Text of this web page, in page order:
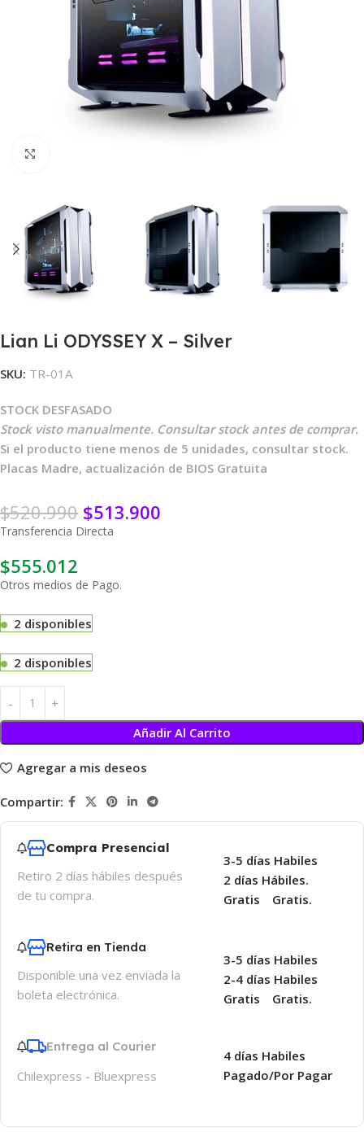
Lian Li ODYSSEY X – Silver
SKU: TR-01A
STOCK DESFASADO
Stock visto manualmente. Consultar stock antes de comprar.
Si el producto tiene menos de 5 unidades, consultar stock.
Placas Madre, actualización de BIOS Gratuita
$520.990 $513.900
Transferencia Directa
$555.012
Otros medios de Pago.
2 disponibles
2 disponibles
Añadir Al Carrito
Agregar a mis deseos
Compartir:
Compra Presencial
Retiro 2 días hábiles después
de tu compra.
3-5 días Habiles
2 días Hábiles.
Gratis
Gratis.
Retira en Tienda
Disponible una vez enviada la
boleta electrónica.
3-5 días Habiles
2-4 días Habiles
Gratis
Gratis.
Entrega al Courier
Chilexpress - Bluexpress
4 días Habiles
Pagado/Por Pagar